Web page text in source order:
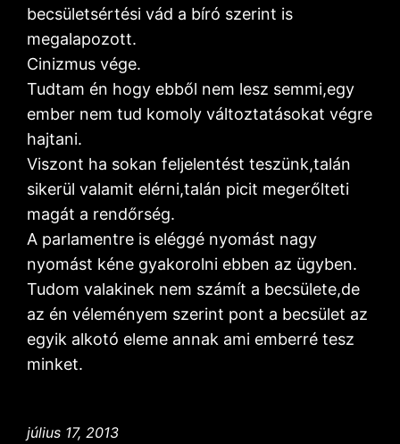
becsületsértési vád a bíró szerint is
megalapozott.
Cinizmus vége.
Tudtam én hogy ebből nem lesz semmi,egy
ember nem tud komoly változtatásokat végre
hajtani.
Viszont ha sokan feljelentést teszünk,talán
sikerül valamit elérni,talán picit megerőlteti
magát a rendőrség.
A parlamentre is eléggé nyomást nagy
nyomást kéne gyakorolni ebben az ügyben.
Tudom valakinek nem számít a becsülete,de
az én véleményem szerint pont a becsület az
egyik alkotó eleme annak ami emberré tesz
minket.
július 17, 2013